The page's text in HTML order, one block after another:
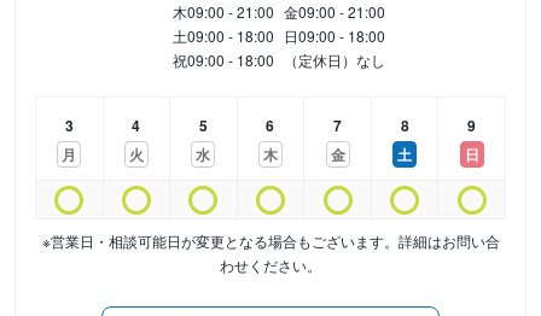
木09:00 - 21:00 金09:00 - 21:00
土09:00 - 18:00 日09:00 - 18:00
祝09:00 - 18:00 （定休日）なし
3
月
4
火
5
水
6
木
7
金
8
土
9
日
※営業日・相談可能日が変更となる場合もございます。詳細はお問い合
わせください。